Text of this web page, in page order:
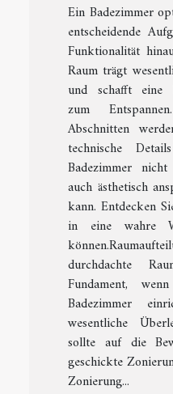
Ein Badezimmer
entscheidende
Funktionalität
Raum trägt
und schafft eine
zum
Abschnitten
technische
Badezimmer
auch ästhetisch
kann. Entdecken
in eine wahre
durchdachte
Fundament,
Badezimmer
wesentliche
sollte auf die
geschickte
Zonierung...